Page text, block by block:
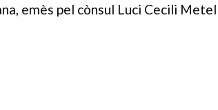
emès pel cònsul Luci Cecili